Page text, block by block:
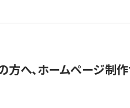
方へ、ホームページ制